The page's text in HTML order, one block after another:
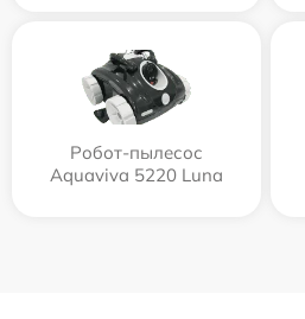
Робот-пылесос
Aquaviva 5220 Luna